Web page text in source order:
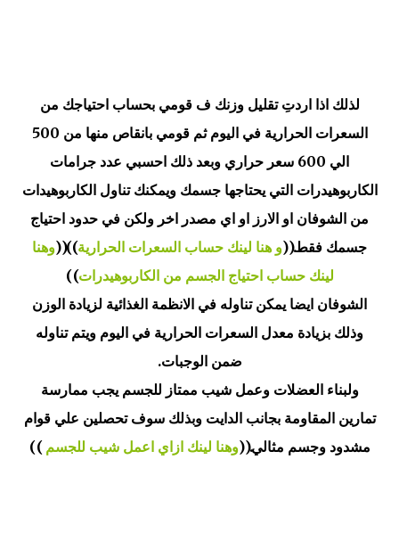
لذلك اذا اردتِ تقليل وزنك ف قومي بحساب احتياجك من
السعرات الحرارية في اليوم ثم قومي بانقاص منها من 500
الي 600 سعر حراري وبعد ذلك احسبي عدد جرامات
الكاربوهيدرات التي يحتاجها جسمك ويمكنك تناول الكاربوهيدات
من الشوفان او الارز او اي مصدر اخر ولكن في حدود احتياج
جسمك فقط.((و هنا لينك حساب السعرات الحرارية))((وهنا
لينك حساب احتياج الجسم من الكاربوهيدرات))
الشوفان ايضا يمكن تناوله في الانظمة الغذائية لزيادة الوزن
وذلك بزيادة معدل السعرات الحرارية في اليوم ويتم تناوله
ضمن الوجبات.
ولبناء العضلات وعمل شيب ممتاز للجسم يجب ممارسة
تمارين المقاومة بجانب الدايت وبذلك سوف تحصلين علي قوام
مشدود وجسم مثالي.((وهنا لينك ازاي اعمل شيب للجسم))